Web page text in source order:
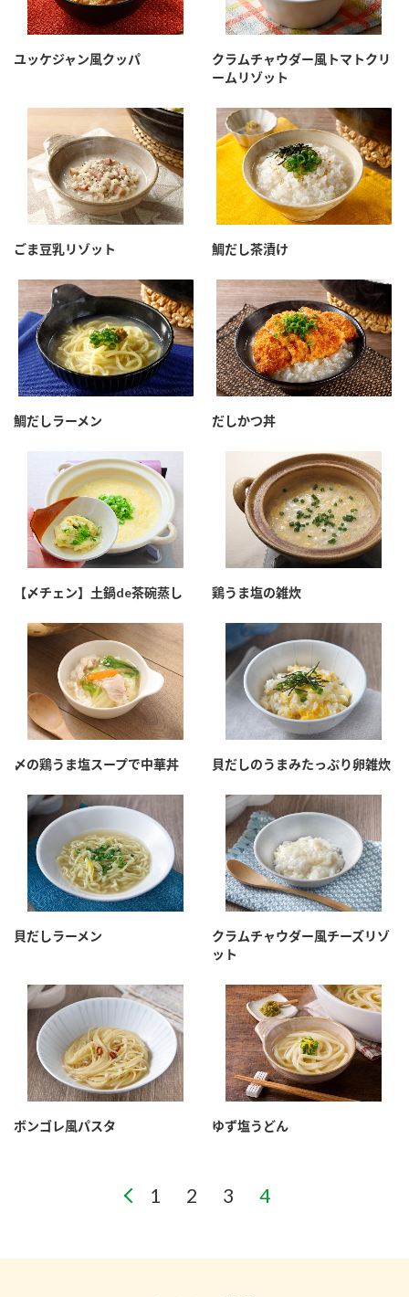
ユッケジャン風クッパ
クラムチャウダー風トマトクリ
ームリゾット
ごま豆乳リゾット 鯛だし茶漬け
鯛だしラーメン だしかつ丼
【〆チェン】土鍋de茶碗蒸し 鶏うま塩の雑炊
〆の鶏うま塩スープで中華丼 貝だしのうまみたっぷり卵雑炊
貝だしラーメン
クラムチャウダー風チーズリゾ
ット
ボンゴレ風パスタ ゆず塩うどん